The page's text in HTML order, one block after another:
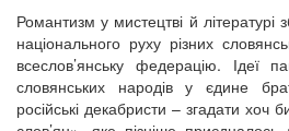
Романтизм у мистецтві й літературі
національного руху різних
всеслов’янську федерацію. Ідеї
словянських народів у єдине
російські декабристи – згадати хоч